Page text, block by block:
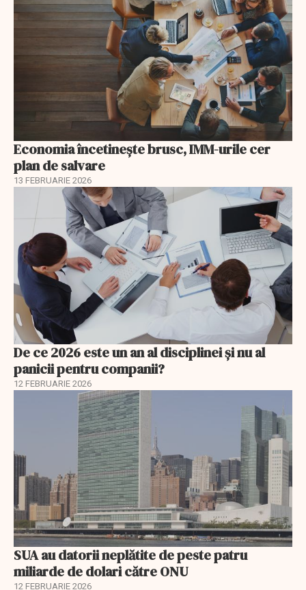
Economia încetinește brusc, IMM-urile cer
plan de salvare
13 FEBRUARIE 2026
De ce 2026 este un an al disciplinei și nu al
panicii pentru companii?
12 FEBRUARIE 2026
SUA au datorii neplătite de peste patru
miliarde de dolari către ONU
12 FEBRUARIE 2026